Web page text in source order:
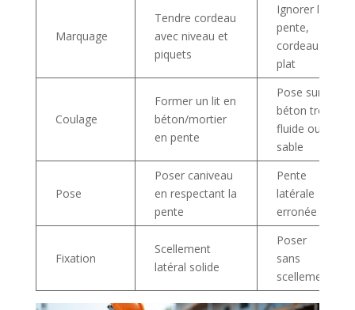
Marquage
Tendre cordeau
avec niveau et
piquets
Ignorer la
pente,
cordeau à
plat
Coulage
Former un lit en
béton/mortier
en pente
Pose sur
béton trop
fluide ou
sable
Pose
Poser caniveau
en respectant la
pente
Pente
latérale
erronée
Fixation
Scellement
latéral solide
Poser
sans
scellement